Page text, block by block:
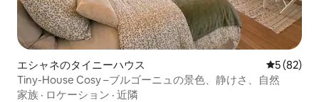
エシャネのタイニーハウス レビュー
5 (82)
Tiny-House Cosy –ブルゴーニュの景色、静けさ、自然
家族 · ロケーション · 近隣